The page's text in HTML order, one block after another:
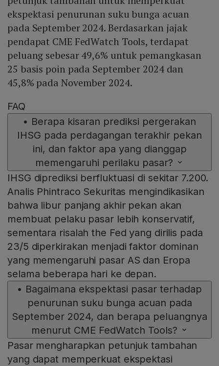
ekspektasi penurunan suku bunga acuan
pada September 2024. Berdasarkan jajak
pendapat CME FedWatch Tools, terdapat
peluang sebesar 49,6% untuk pemangkasan
25 basis poin pada September 2024 dan
45,8% pada November 2024.
FAQ
• Berapa kisaran prediksi pergerakan
IHSG pada perdagangan terakhir pekan
ini, dan faktor apa yang dianggap
memengaruhi perilaku pasar?
IHSG diprediksi berfluktuasi di sekitar 7.200.
Analis Phintraco Sekuritas mengindikasikan
bahwa libur panjang akhir pekan akan
membuat pelaku pasar lebih konservatif,
sementara risalah the Fed yang dirilis pada
23/5 diperkirakan menjadi faktor dominan
yang memengaruhi pasar AS dan Eropa
selama beberapa hari ke depan.
• Bagaimana ekspektasi pasar terhadap
penurunan suku bunga acuan pada
September 2024, dan berapa peluangnya
menurut CME FedWatch Tools?
Pasar mengharapkan petunjuk tambahan
yang dapat memperkuat ekspektasi